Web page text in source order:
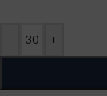
- +